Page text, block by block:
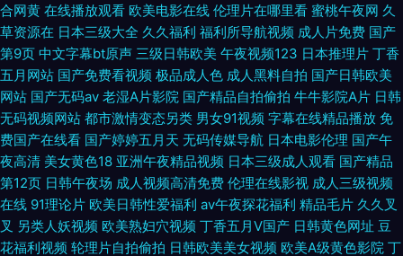
合网黄 在线播放观看 欧美电影在线 伦理片在哪里看 蜜桃午夜网 久
草资源在 日本三级大全 久久福利 福利所导航视频 成人片免费 国产
第9页 中文字幕bt原声 三级日韩欧美 午夜视频123 日本推理片 丁香
五月网站 国产免费看视频 极品成人色 成人黑料自拍 国产日韩欧美
网站 国产无码av 老湿A片影院 国产精品自拍偷拍 牛牛影院A片 日韩
无码视频网站 都市激情变态另类 男女91视频 字幕在线精品播放 免
费国产在线看 国产婷婷五月天 无码传媒导航 日本电影伦理 国产午
夜高清 美女黄色18 亚洲午夜精品视频 日本三级成人观看 国产精品
第12页 日韩午夜场 成人视频高清免费 伦理在线影视 成人三级视频
在线 91理论片 欧美日韩性爱福利 av午夜探花福利 精品毛片 久久叉
叉 另类人妖视频 欧美熟妇穴视频 丁香五月V国产 日韩黄色网址 豆
花福利视频 轮理片自拍偷拍 日韩欧美美女视频 欧美A级黄色影院 丁